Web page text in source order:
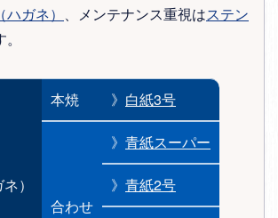
ハガネ） 、メンテナンス重視はステン
）
本焼 》 白紙3号
合わせ
》 青紙スーパー
》 青紙2号